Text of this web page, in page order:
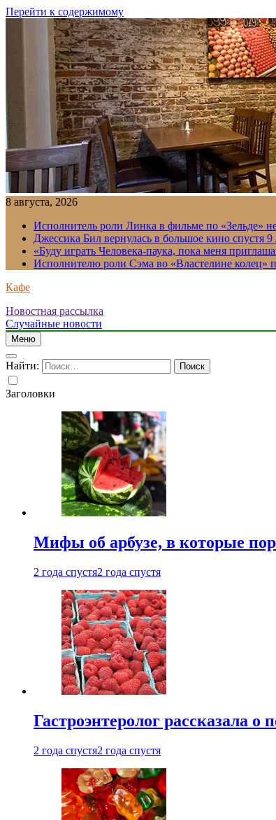
Перейти к содержимому
8 августа, 2026
Исполнитель роли Линка в фильме по «Зельде»
Джессика Бил вернулась в большое кино спустя 9
«Буду играть Человека-паука, пока меня
Исполнителю роли Сэма во «Властелине колец»
Кафе
Новостная рассылка
Случайные новости
Меню
Найти:
Заголовки
Мифы об арбузе, в которые
2 года спустя2 года спустя
Гастроэнтеролог рассказала
2 года спустя2 года спустя